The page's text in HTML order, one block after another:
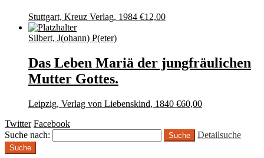
Stuttgart, Kreuz Verlag, 1984 €12,00
Silbert, J(ohann) P(eter)
Das Leben Mariä der jungfräulichen
Mutter Gottes.
Leipzig, Verlag von Liebenskind, 1840 €60,00
Twitter Facebook
Suche nach:
Detailsuche
Suche